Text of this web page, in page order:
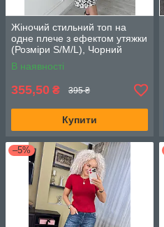
Жіночий стильний топ на
одне плече з ефектом утяжки
(Розміри S/M/L), Чорний
В наявності
355,50 ₴ 395 ₴
Купити
–5%